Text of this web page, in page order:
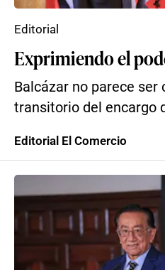
Exprimiendo el
Balcázar no parece ser
transitorio del encargo
Editorial
Editorial El Comercio